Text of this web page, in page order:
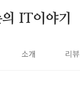
IT이야기
소개 리뷰